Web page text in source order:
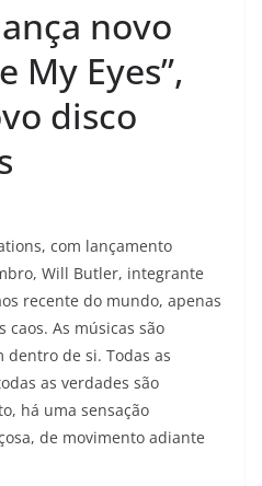
novo
My Eyes”,
disco
com lançamento
Will Butler, integrante
recente do mundo, apenas
As músicas são
dentro de si. Todas as
as verdades são
há uma sensação
de movimento adiante